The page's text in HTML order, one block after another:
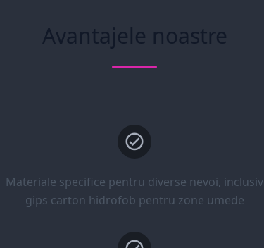
Avantajele noastre
Materiale specifice pentru diverse nevoi, inclusiv
gips carton hidrofob pentru zone umede